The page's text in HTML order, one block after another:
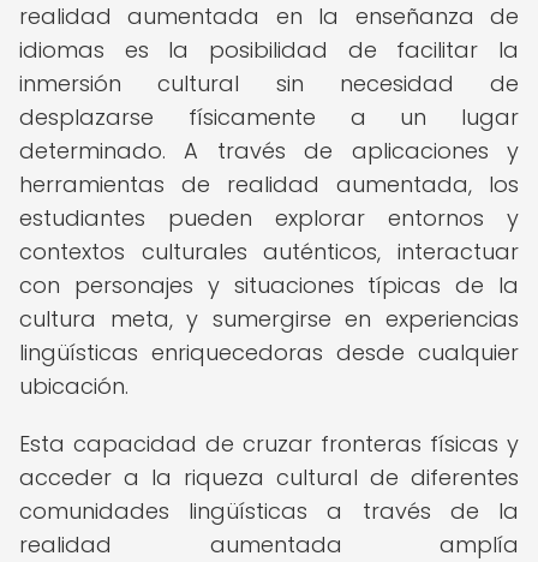
realidad aumentada en la enseñanza de
idiomas es la posibilidad de facilitar la
inmersión cultural sin necesidad de
desplazarse físicamente a un lugar
determinado. A través de aplicaciones y
herramientas de realidad aumentada, los
estudiantes pueden explorar entornos y
contextos culturales auténticos, interactuar
con personajes y situaciones típicas de la
cultura meta, y sumergirse en experiencias
lingüísticas enriquecedoras desde cualquier
ubicación.
Esta capacidad de cruzar fronteras físicas y
acceder a la riqueza cultural de diferentes
comunidades lingüísticas a través de la
realidad aumentada amplía